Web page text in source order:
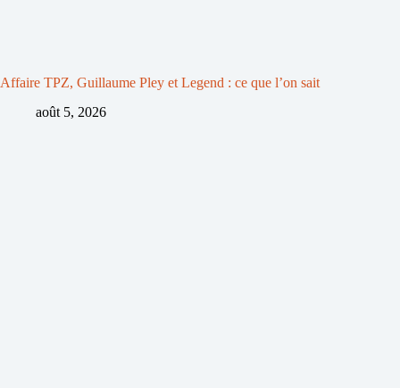
Affaire TPZ, Guillaume Pley et Legend : ce que l’on sait
août 5, 2026